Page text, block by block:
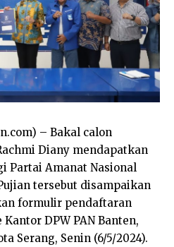
– Bakal calon
Diany mendapatkan
Partai Amanat Nasional
tersebut disampaikan
formulir pendaftaran
DPW PAN Banten,
Serang, Senin (6/5/2024).